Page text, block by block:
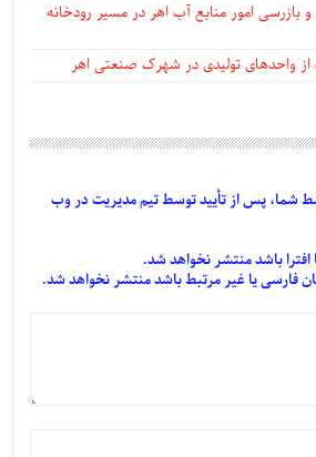
بازرسی امور منابع آب اهر در مسیر رودخانه
از واحدهای تولیدی در شهرک صنعتی اهر
شما، پس ازتأییدتوسط تیم مدیریت در وب
باشد منتشر نخواهد شد.
فارسی یا غیر مرتبط باشد منتشر نخواهد شد.